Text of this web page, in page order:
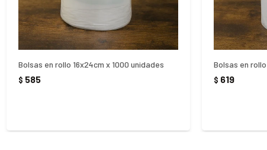
Bolsas en rollo 16x24cm x 1000 unidades
$ 585 $ 619